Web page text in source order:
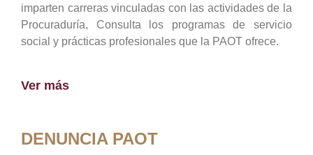
imparten carreras vinculadas con las actividades de la
Procuraduría, Consulta los programas de servicio
social y prácticas profesionales que la PAOT ofrece.
Ver más
DENUNCIA PAOT